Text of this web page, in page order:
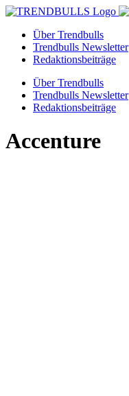
Zum
springenÜber Trendbulls
Trendbulls Newsletter
Redaktionsbeiträge
Über Trendbulls
Trendbulls Newsletter
Redaktionsbeiträge
Accenture